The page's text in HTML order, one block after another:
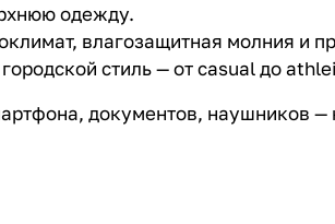
одежду.
влагозащитная молния и
стиль — от casual до
документов, наушников —